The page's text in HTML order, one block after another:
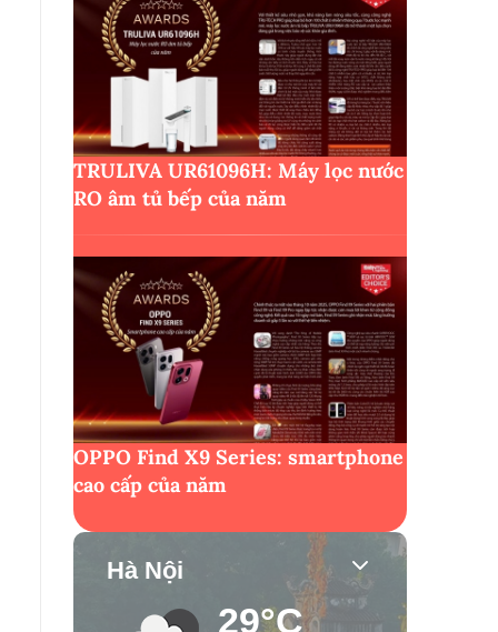
TRULIVA UR61096H: Máy lọc nước
RO âm tủ bếp của năm
OPPO Find X9 Series: smartphone
cao cấp của năm
Hà Nội
29°C